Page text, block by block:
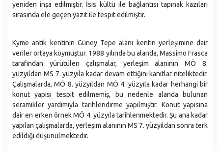
yeniden inşa edilmiştir. İsis kültü ile bağlantısı tapınak kazıları
sırasında ele geçen yazıt ile tespit edilmiştir.
Kyme antik kentinin Güney Tepe alanı kentin yerleşimine dair
veriler ortaya koymuştur. 1988 yılında bu alanda, Massimo Frasca
tarafından yürütülen çalışmalar, yerleşim alanının MÖ 8.
yüzyıldan MS 7. yüzyıla kadar devam ettiğini kanıtlar niteliktedir.
Çalışmalarda, MÖ 8. yüzyıldan MÖ 4. yüzyıla kadar herhangi bir
konut yapısı tespit edilmemiş, bu nedenle alanda bulunan
seramikler yardımıyla tarihlendirme yapılmıştır. Konut yapısına
dair en erken örnek MÖ 4. yüzyıla tarihlenmektedir. Şu ana kadar
yapılan çalışmalarda, yerleşim alanının MS 7. yüzyıldan sonra terk
edildiği düşünülmektedir.